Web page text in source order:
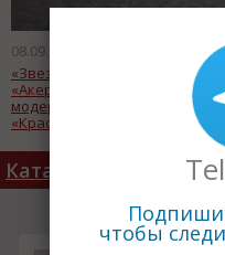
08.09.2011
«Звездочка» и компания
«АкерСолюшнс»
модернизируют верфь
«Красная Кузница»
Каталог товаров
чтобы